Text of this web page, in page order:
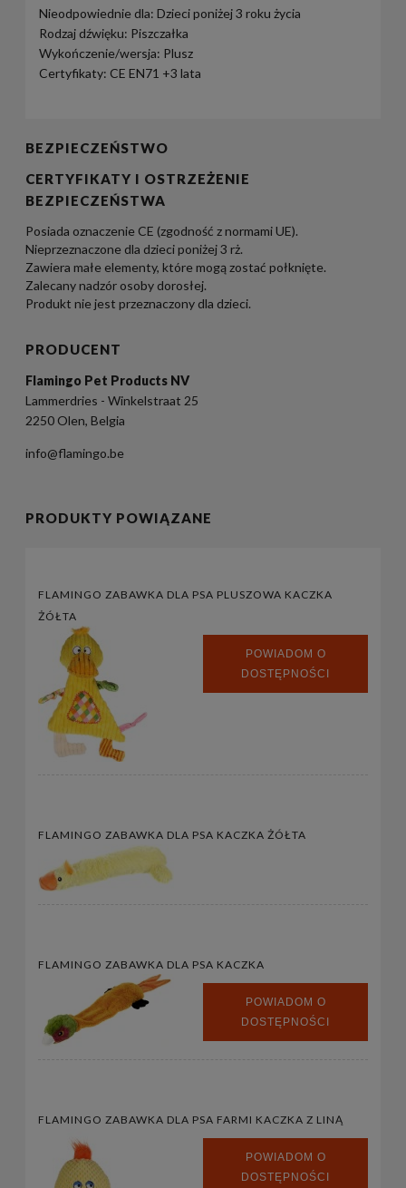
Nieodpowiednie dla: Dzieci poniżej 3 roku życia
Rodzaj dźwięku: Piszczałka
Wykończenie/wersja: Plusz
Certyfikaty: CE EN71 +3 lata
BEZPIECZEŃSTWO
CERTYFIKATY I OSTRZEŻENIE
BEZPIECZEŃSTWA
Posiada oznaczenie CE (zgodność z normami UE).
Nieprzeznaczone dla dzieci poniżej 3 rż.
Zawiera małe elementy, które mogą zostać połknięte.
Zalecany nadzór osoby dorosłej.
Produkt nie jest przeznaczony dla dzieci.
PRODUCENT
Flamingo Pet Products NV
Lammerdries - Winkelstraat 25
2250 Olen, Belgia
info@flamingo.be
PRODUKTY POWIĄZANE
FLAMINGO ZABAWKA DLA PSA PLUSZOWA KACZKA
ŻÓŁTA
POWIADOM O
DOSTĘPNOŚCI
FLAMINGO ZABAWKA DLA PSA KACZKA ŻÓŁTA
FLAMINGO ZABAWKA DLA PSA KACZKA
POWIADOM O
DOSTĘPNOŚCI
FLAMINGO ZABAWKA DLA PSA FARMI KACZKA Z LINĄ
POWIADOM O
DOSTĘPNOŚCI